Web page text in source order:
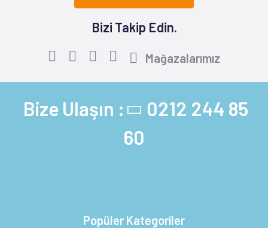
Bizi Takip Edin.
Mağazalarımız
Bize Ulaşın : 0212 244 85
60
Popüler Kategoriler